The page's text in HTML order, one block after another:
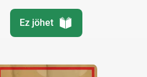
Ez jöhet